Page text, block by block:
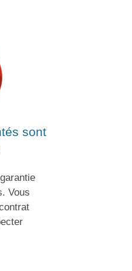
sont
Vous